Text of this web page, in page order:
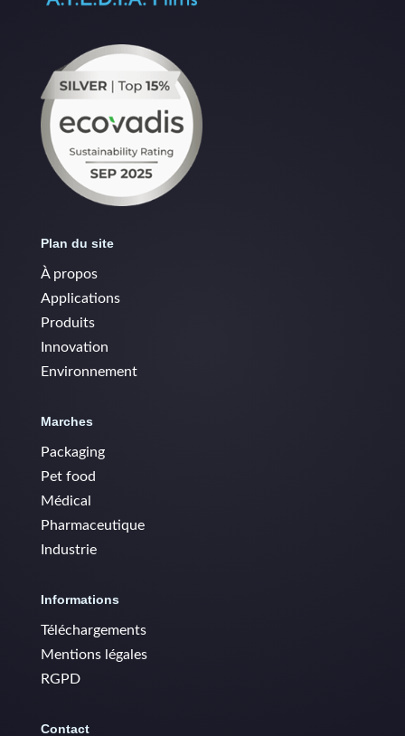
Plan du site
À propos
Applications
Produits
Innovation
Environnement
Marches
Packaging
Pet food
Médical
Pharmaceutique
Industrie
Informations
Téléchargements
Mentions légales
RGPD
Contact